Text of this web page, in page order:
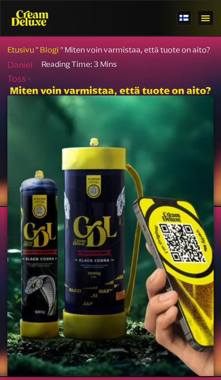
Etusivu"Blogi"Miten voin varmistaa, että tuote on aito?
Daniel
Toss -
Miten voin varmistaa, että tuote on aito?